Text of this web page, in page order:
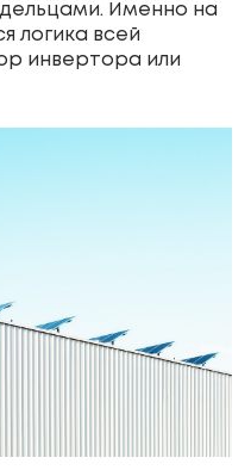
Именно на
логика всей
инвертора или